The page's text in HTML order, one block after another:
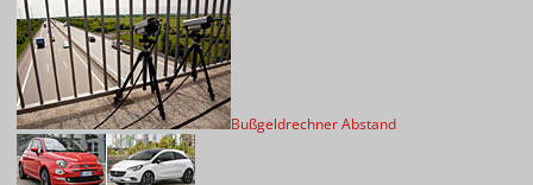
Bußgeldrechner Abstand